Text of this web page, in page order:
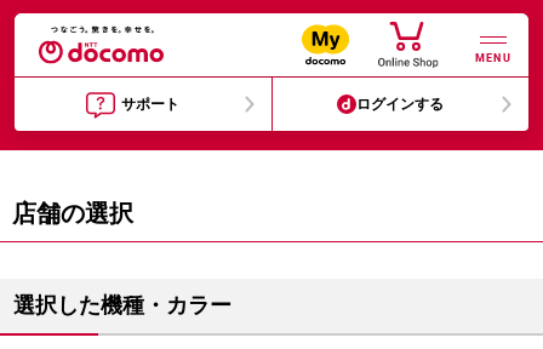
MENU
サポート ログインする
店舗の選択
選択した機種・カラー